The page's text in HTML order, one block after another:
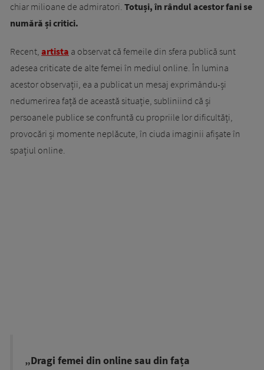
chiar milioane de admiratori. Totuși, în rândul acestor fani se
numără și critici.
Recent, artista a observat că femeile din sfera publică sunt
adesea criticate de alte femei în mediul online. În lumina
acestor observații, ea a publicat un mesaj exprimându-și
nedumerirea față de această situație, subliniind că și
persoanele publice se confruntă cu propriile lor dificultăți,
provocări și momente neplăcute, în ciuda imaginii afișate în
spațiul online.
„Dragi femei din online sau din fața